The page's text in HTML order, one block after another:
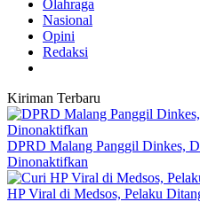
Olahraga
Nasional
Opini
Redaksi
Kiriman Terbaru
DPRD Malang Panggil Dinkes,
Dinonaktifkan
HP Viral di Medsos, Pelaku